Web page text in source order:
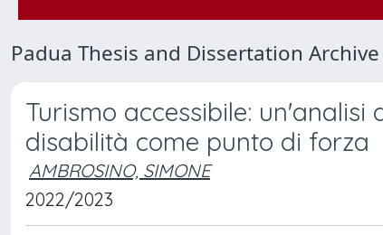
Padua Thesis and Dissertation Archive
Turismo accessibile:
disabilità come punto di forza
AMBROSINO, SIMONE
2022/2023